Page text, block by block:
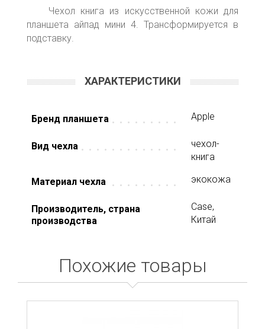
Чехол книга из искусственной кожи для
планшета айпад мини 4. Трансформируется в
подставку.
ХАРАКТЕРИСТИКИ
Бренд планшета Apple
Вид чехла
чехол-
книга
Материал чехла экокожа
Производитель, страна
производства
Case,
Китай
Похожие товары